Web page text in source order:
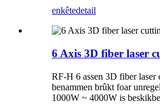
enkêtedetail
6 Axis 3D fiber laser
RF-H 6 assen 3D fiber
benammen brûkt foar
1000W ~ 4000W is